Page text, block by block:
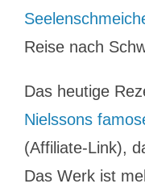
Reise nach
Das heutige
Nielssons
(Affiliate-Link),
Das Werk ist